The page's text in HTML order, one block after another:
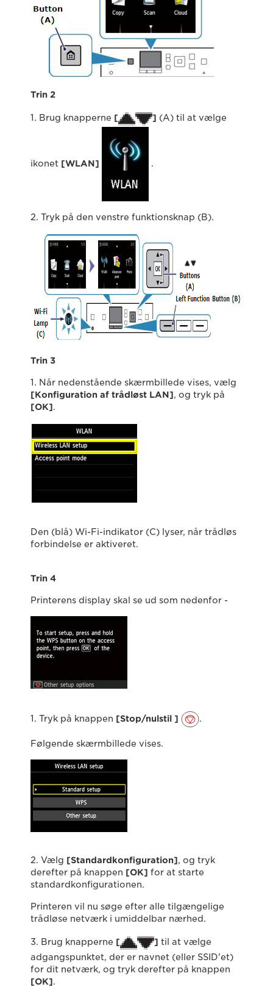
Trin 2
1. Brug knapperne [ ] (A) til at vælge
ikonet [WLAN] .
2. Tryk på den venstre funktionsknap (B).
Trin 3
1. Når nedenstående skærmbillede vises, vælg
[Konfiguration af trådløst LAN], og tryk på
[OK].
Den (blå) Wi-Fi-indikator (C) lyser, når trådløs
forbindelse er aktiveret.
Trin 4
Printerens display skal se ud som nedenfor -
1. Tryk på knappen [Stop/nulstil ] .
Følgende skærmbillede vises.
2. Vælg [Standardkonfiguration], og tryk
derefter på knappen [OK] for at starte
standardkonfigurationen.
Printeren vil nu søge efter alle tilgængelige
trådløse netværk i umiddelbar nærhed.
3. Brug knapperne [ ] til at vælge
adgangspunktet, der er navnet (eller SSID'et)
for dit netværk, og tryk derefter på knappen
[OK].